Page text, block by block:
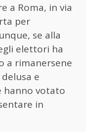
a Roma, in via
per
se alla
elettori ha
a rimanersene
e
hanno votato
in